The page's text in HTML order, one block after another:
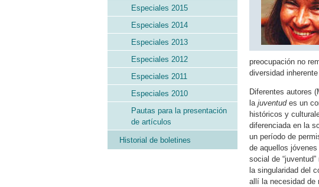
preocupación no
diversidad
Diferentes autores
la juventudes un
históricos y
diferenciada en la
un período de
de aquellos
social de
la singularidad del
allí la necesidad de
Especiales 2015
Especiales 2014
Especiales 2013
Especiales 2012
Especiales 2011
Especiales 2010
Pautas para la presentación
de artículos
Historial de boletines